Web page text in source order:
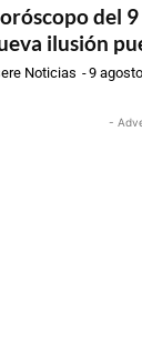
del
ilusión
Noticias -9
-